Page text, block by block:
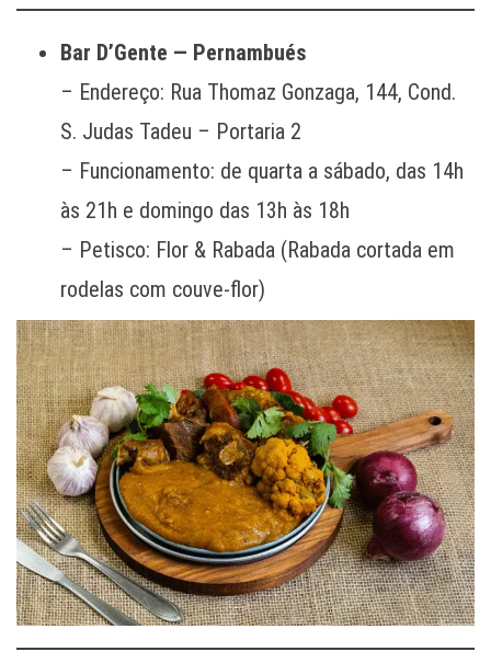
Bar D’Gente — Pernambués
– Endereço: Rua Thomaz Gonzaga, 144, Cond.
S. Judas Tadeu – Portaria 2
– Funcionamento: de quarta a sábado, das 14h
às 21h e domingo das 13h às 18h
– Petisco: Flor & Rabada (Rabada cortada em
rodelas com couve-flor)